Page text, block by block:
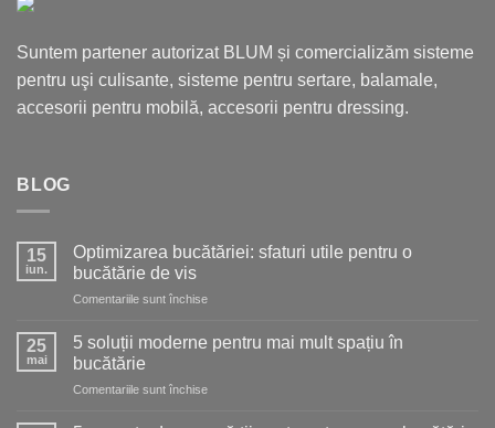
Suntem partener autorizat BLUM și comercializăm sisteme
pentru uşi culisante, sisteme pentru sertare, balamale,
accesorii pentru mobilă, accesorii pentru dressing.
BLOG
15
iun.
Optimizarea bucătăriei: sfaturi utile pentru o
bucătărie de vis
Comentariile sunt închisepentru
bucătăriei:
sfaturi
pentru
25
mai
5 soluții moderne pentru mai mult spațiu în
bucătărie
Comentariile sunt închisepentru